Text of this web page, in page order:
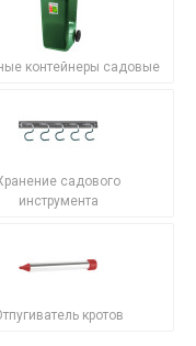
контейнеры садовые
садового
инструмента
кротов